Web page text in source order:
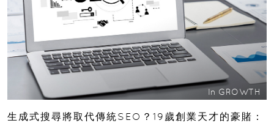
In GROWTH
生成式搜尋將取代傳統SEO？19歲創業天才的豪賭：